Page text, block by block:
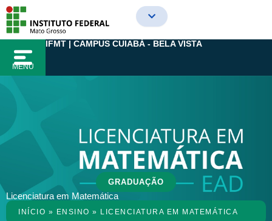
para
conteúdo
MENU
IFMT | CAMPUS CUIABÁ - BELA VISTA
GRADUAÇÃO
Licenciatura em Matemática
INÍCIO » ENSINO » LICENCIATURA EM MATEMÁTICA